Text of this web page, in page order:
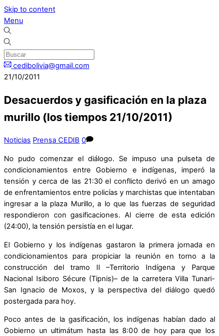
Skip to content
Menu
cedibolivia@gmail.com
21/10/2011
Desacuerdos y gasificación en la plaza
murillo (los tiempos 21/10/2011)
Noticias Prensa CEDIB 0
No pudo comenzar el diálogo. Se impuso una pulseta de
condicionamientos entre Gobierno e indígenas, imperó la
tensión y cerca de las 21:30 el conflicto derivó en un amago
de enfrentamientos entre policías y marchistas que intentaban
ingresar a la plaza Murillo, a lo que las fuerzas de seguridad
respondieron con gasificaciones. Al cierre de esta edición
(24:00), la tensión persistía en el lugar.
El Gobierno y los indígenas gastaron la primera jornada en
condicionamientos para propiciar la reunión en torno a la
construcción del tramo II –Territorio Indígena y Parque
Nacional Isiboro Sécure (Tipnis)– de la carretera Villa Tunari-
San Ignacio de Moxos, y la perspectiva del diálogo quedó
postergada para hoy.
Poco antes de la gasificación, los indígenas habían dado al
Gobierno un ultimátum hasta las 8:00 de hoy para que los